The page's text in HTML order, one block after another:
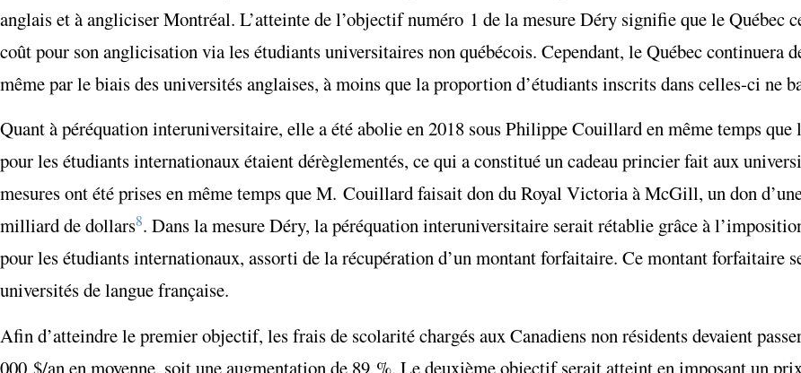
anglais et à angliciser Montréal. L’atteinte de l’objectif numéro 1 de la mesure Déry signifie que le Québec
coût pour son anglicisation via les étudiants universitaires non québécois. Cependant, le Québec continuera
même par le biais des universités anglaises, à moins que la proportion d’étudiants inscrits dans celles-ci ne
Quant à péréquation interuniversitaire, elle a été abolie en 2018 sous Philippe Couillard en même temps
pour les étudiants internationaux étaient dérèglementés, ce qui a constitué un cadeau princier fait aux
mesures ont été prises en même temps que M. Couillard faisait don du Royal Victoria à McGill, un don
milliard de dollars8. Dans la mesure Déry, la péréquation interuniversitaire serait rétablie grâce à
pour les étudiants internationaux, assorti de la récupération d’un montant forfaitaire. Ce montant forfaitaire
universités de langue française.
Afin d’atteindre le premier objectif, les frais de scolarité chargés aux Canadiens non résidents devaient
000 $/an en moyenne, soit une augmentation de 89 %. Le deuxième objectif serait atteint en imposant un